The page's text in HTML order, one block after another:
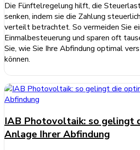
Die Fünftelregelung hilft, die
senken, indem sie die Zahlung
verteilt betrachtet. So vermeiden Sie
Einmalbesteuerung und sparen oft
Sie, wie Sie Ihre Abfindung optimal
können.
weiterlesen ...
IAB Photovoltaik: so gelingt
Anlage Ihrer Abfindung